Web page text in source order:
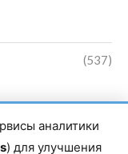
(537)
аналитики
) для улучшения